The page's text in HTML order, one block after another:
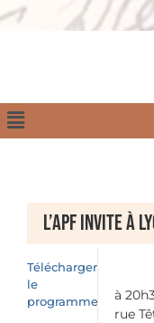
L’APF invite à
Télécharger
le
programme
à
rue